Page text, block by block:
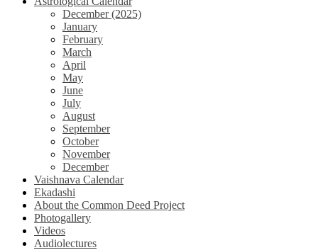
December (2025)
January
February
March
April
May
June
July
August
September
October
November
December
Vaishnava Calendar
Ekadashi
About the Common Deed Project
Photogallery
Videos
Audiolectures